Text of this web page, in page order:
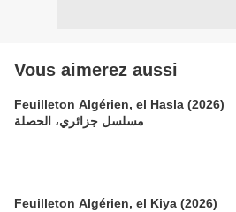
Vous aimerez aussi
Feuilleton Algérien, el Hasla (2026)
مسلسل جزائري، الحصلة
Feuilleton Algérien, el Kiya (2026)